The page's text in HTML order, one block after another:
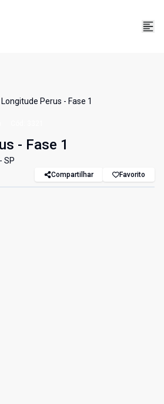
Longitude Perus - Fase 1
- Fase 1
SP
Compartilhar Favorito